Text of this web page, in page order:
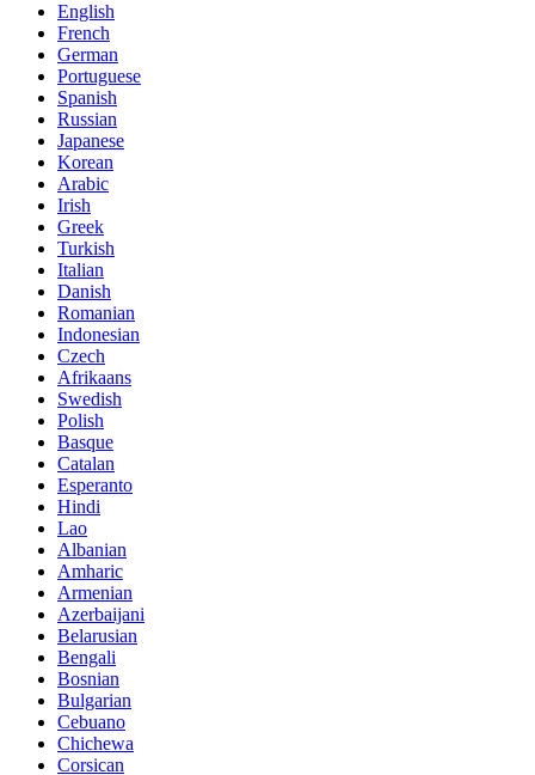
English
French
German
Portuguese
Spanish
Russian
Japanese
Korean
Arabic
Irish
Greek
Turkish
Italian
Danish
Romanian
Indonesian
Czech
Afrikaans
Swedish
Polish
Basque
Catalan
Esperanto
Hindi
Lao
Albanian
Amharic
Armenian
Azerbaijani
Belarusian
Bengali
Bosnian
Bulgarian
Cebuano
Chichewa
Corsican